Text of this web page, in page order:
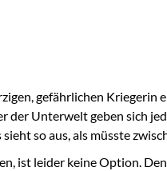
gefährlichen
Unterwelt geben sich
so aus, als müsste
ist leider keine Option.